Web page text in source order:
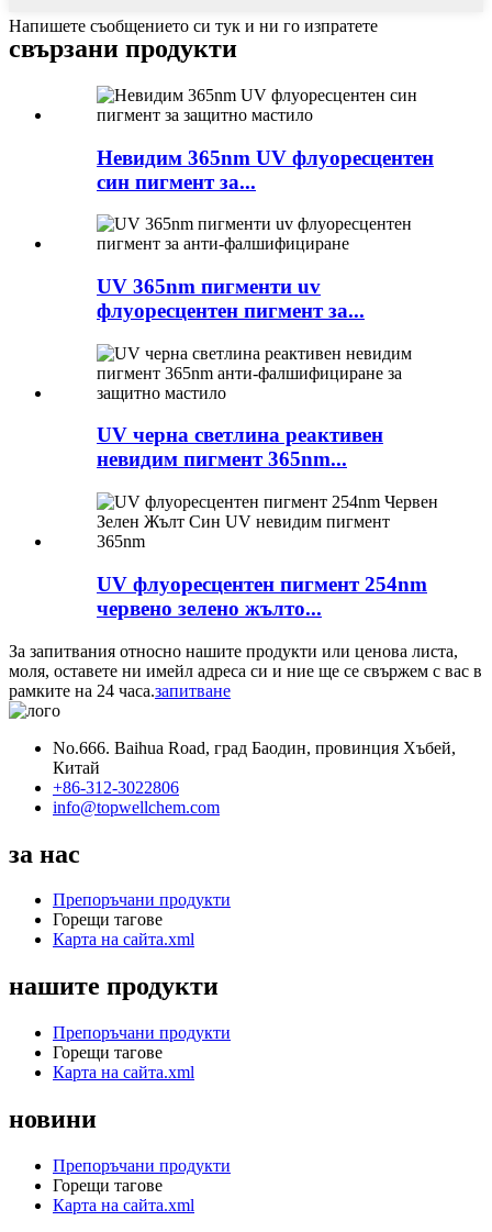
Напишете съобщението си тук и ни го изпратете
свързани продукти
Невидим 365nm UV флуоресцентен
син пигмент за...
UV 365nm пигменти uv
флуоресцентен пигмент за...
UV черна светлина реактивен
невидим пигмент 365nm...
UV флуоресцентен пигмент 254nm
червено зелено жълто...
За запитвания относно нашите продукти или ценова листа,
моля, оставете ни имейл адреса си и ние ще се свържем с вас в
рамките на 24 часа.запитване
No.666. Baihua Road, град Баодин, провинция Хъбей,
Китай
+86-312-3022806
info@topwellchem.com
за нас
Препоръчани продукти
Горещи тагове
Карта на сайта.xml
нашите продукти
Препоръчани продукти
Горещи тагове
Карта на сайта.xml
новини
Препоръчани продукти
Горещи тагове
Карта на сайта.xml